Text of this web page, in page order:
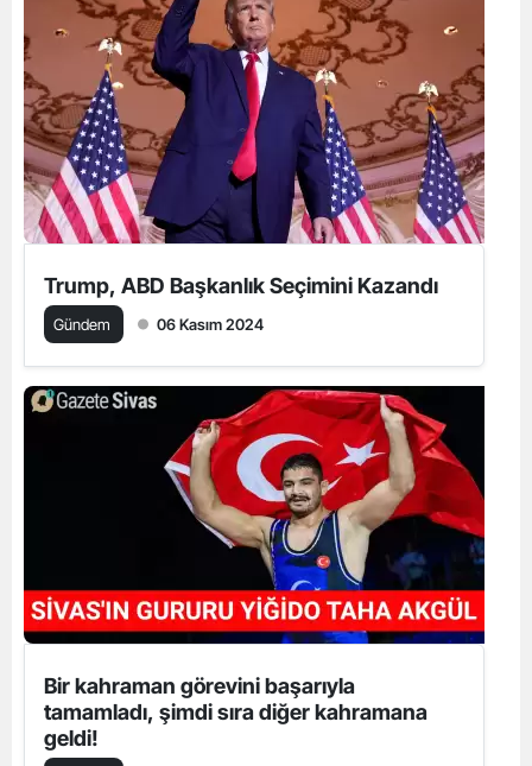
Trump, ABD Başkanlık Seçimini Kazandı
Gündem 06 Kasım 2024
Bir kahraman görevini başarıyla
tamamladı, şimdi sıra diğer kahramana
geldi!